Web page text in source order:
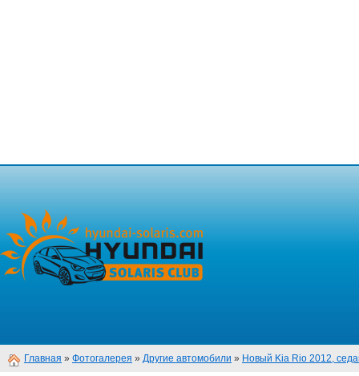
Главная » Фотогалерея » Другие автомобили » Новый Kia Rio 2012,